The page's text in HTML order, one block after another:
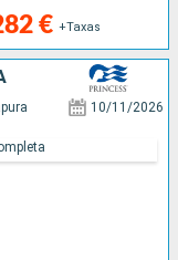
€ +Taxas
10/11/2026